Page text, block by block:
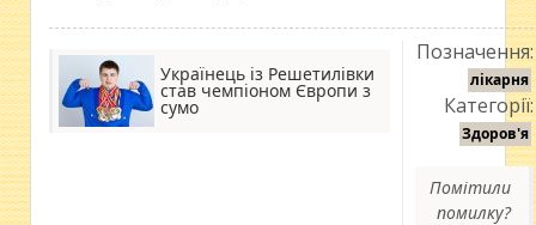
Українець із Решетилівки
став чемпіоном Європи з
сумо
Позначення:
лікарня
Категорії:
Здоров'я
Помітили
помилку?